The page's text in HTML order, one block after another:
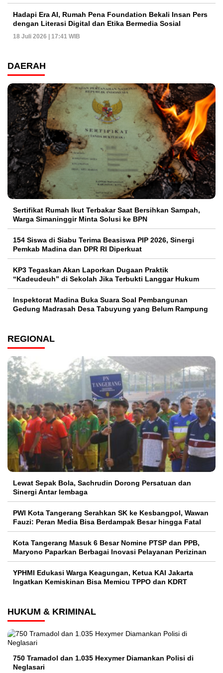
Hadapi Era AI, Rumah Pena Foundation Bekali Insan Pers
dengan Literasi Digital dan Etika Bermedia Sosial
18 Juli 2026 | 17:41 WIB
DAERAH
Sertifikat Rumah Ikut Terbakar Saat Bersihkan Sampah,
Warga Simaninggir Minta Solusi ke BPN
154 Siswa di Siabu Terima Beasiswa PIP 2026, Sinergi
Pemkab Madina dan DPR RI Diperkuat
KP3 Tegaskan Akan Laporkan Dugaan Praktik
“Kadeudeuh” di Sekolah Jika Terbukti Langgar Hukum
Inspektorat Madina Buka Suara Soal Pembangunan
Gedung Madrasah Desa Tabuyung yang Belum Rampung
REGIONAL
Lewat Sepak Bola, Sachrudin Dorong Persatuan dan
Sinergi Antar lembaga
PWI Kota Tangerang Serahkan SK ke Kesbangpol, Wawan
Fauzi: Peran Media Bisa Berdampak Besar hingga Fatal
Kota Tangerang Masuk 6 Besar Nomine PTSP dan PPB,
Maryono Paparkan Berbagai Inovasi Pelayanan Perizinan
YPHMI Edukasi Warga Keagungan, Ketua KAI Jakarta
Ingatkan Kemiskinan Bisa Memicu TPPO dan KDRT
HUKUM & KRIMINAL
750 Tramadol dan 1.035 Hexymer Diamankan Polisi di
Neglasari